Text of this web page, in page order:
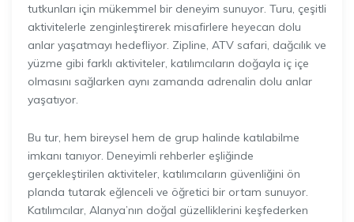
tutkunları için mükemmel bir deneyim sunuyor. Turu, çeşitli
aktivitelerle zenginleştirerek misafirlere heyecan dolu
anlar yaşatmayı hedefliyor. Zipline, ATV safari, dağcılık ve
yüzme gibi farklı aktiviteler, katılımcıların doğayla iç içe
olmasını sağlarken aynı zamanda adrenalin dolu anlar
yaşatıyor.
Bu tur, hem bireysel hem de grup halinde katılabilme
imkanı tanıyor. Deneyimli rehberler eşliğinde
gerçekleştirilen aktiviteler, katılımcıların güvenliğini ön
planda tutarak eğlenceli ve öğretici bir ortam sunuyor.
Katılımcılar, Alanya’nın doğal güzelliklerini keşfederken